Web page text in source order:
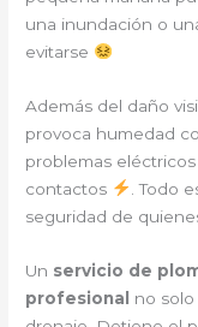
una inundación o
evitarse
Además del daño
provoca humedad
problemas
contactos
. Todo
seguridad de
Un servicio de
profesional
no